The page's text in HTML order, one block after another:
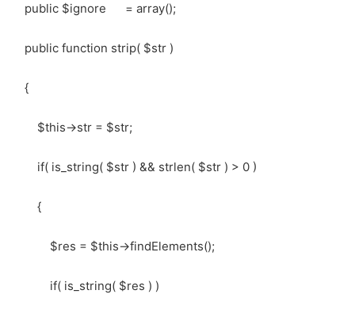
public $ignore = array();
public function strip( $str )
{
$this->str = $str;
if( is_string( $str ) && strlen( $str ) > 0 )
{
$res = $this->findElements();
if( is_string( $res ) )